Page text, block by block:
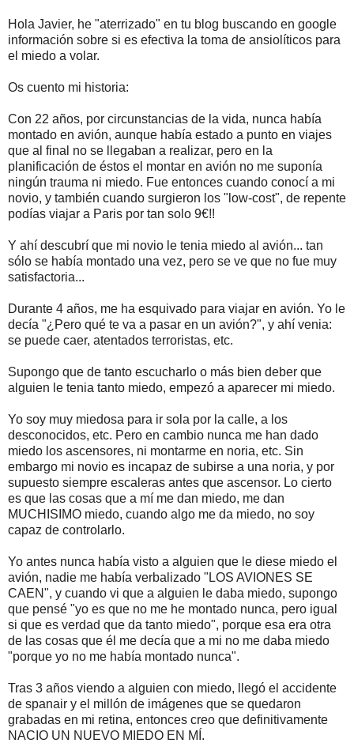
Hola Javier, he "aterrizado" en tu blog buscando en google
información sobre si es efectiva la toma de ansiolíticos para
el miedo a volar.
Os cuento mi historia:
Con 22 años, por circunstancias de la vida, nunca había
montado en avión, aunque había estado a punto en viajes
que al final no se llegaban a realizar, pero en la
planificación de éstos el montar en avión no me suponía
ningún trauma ni miedo. Fue entonces cuando conocí a mi
novio, y también cuando surgieron los "low-cost", de repente
podías viajar a Paris por tan solo 9€!!
Y ahí descubrí que mi novio le tenia miedo al avión... tan
sólo se había montado una vez, pero se ve que no fue muy
satisfactoria...
Durante 4 años, me ha esquivado para viajar en avión. Yo le
decía "¿Pero qué te va a pasar en un avión?", y ahí venia:
se puede caer, atentados terroristas, etc.
Supongo que de tanto escucharlo o más bien deber que
alguien le tenia tanto miedo, empezó a aparecer mi miedo.
Yo soy muy miedosa para ir sola por la calle, a los
desconocidos, etc. Pero en cambio nunca me han dado
miedo los ascensores, ni montarme en noria, etc. Sin
embargo mi novio es incapaz de subirse a una noria, y por
supuesto siempre escaleras antes que ascensor. Lo cierto
es que las cosas que a mí me dan miedo, me dan
MUCHISIMO miedo, cuando algo me da miedo, no soy
capaz de controlarlo.
Yo antes nunca había visto a alguien que le diese miedo el
avión, nadie me había verbalizado "LOS AVIONES SE
CAEN", y cuando vi que a alguien le daba miedo, supongo
que pensé "yo es que no me he montado nunca, pero igual
si que es verdad que da tanto miedo", porque esa era otra
de las cosas que él me decía que a mi no me daba miedo
"porque yo no me había montado nunca".
Tras 3 años viendo a alguien con miedo, llegó el accidente
de spanair y el millón de imágenes que se quedaron
grabadas en mi retina, entonces creo que definitivamente
NACIO UN NUEVO MIEDO EN MÍ.